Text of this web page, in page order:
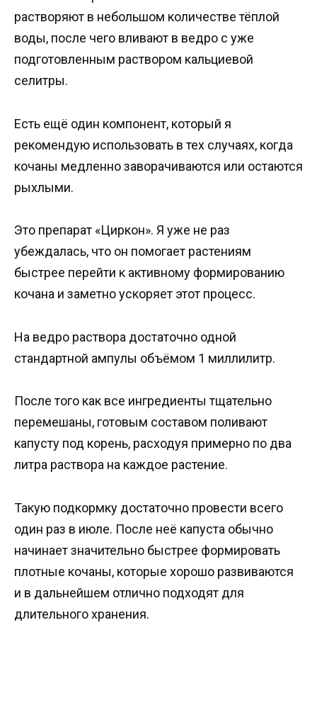
растворяют в небольшом количестве тёплой
воды, после чего вливают в ведро с уже
подготовленным раствором кальциевой
селитры.
Есть ещё один компонент, который я
рекомендую использовать в тех случаях, когда
кочаны медленно заворачиваются или остаются
рыхлыми.
Это препарат «Циркон». Я уже не раз
убеждалась, что он помогает растениям
быстрее перейти к активному формированию
кочана и заметно ускоряет этот процесс.
На ведро раствора достаточно одной
стандартной ампулы объёмом 1 миллилитр.
После того как все ингредиенты тщательно
перемешаны, готовым составом поливают
капусту под корень, расходуя примерно по два
литра раствора на каждое растение.
Такую подкормку достаточно провести всего
один раз в июле. После неё капуста обычно
начинает значительно быстрее формировать
плотные кочаны, которые хорошо развиваются
и в дальнейшем отлично подходят для
длительного хранения.